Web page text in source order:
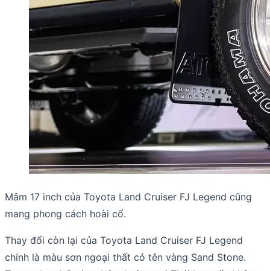
Mâm 17 inch của Toyota Land Cruiser FJ Legend cũng
mang phong cách hoài cổ.
Thay đổi còn lại của Toyota Land Cruiser FJ Legend
chính là màu sơn ngoại thất có tên vàng Sand Stone.